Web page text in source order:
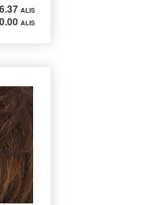
6.37 ALIS
0.00 ALIS